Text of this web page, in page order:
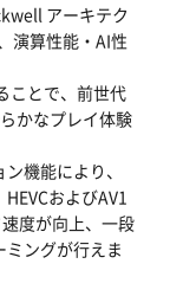
アーキテク
演算性能・AI性
ことで、前世代
かなプレイ体験
機能により、
およびAV1
度が向上、一段
ングが行えま